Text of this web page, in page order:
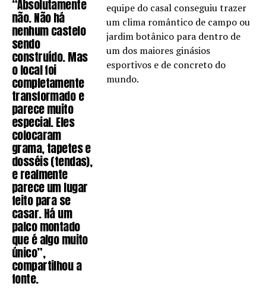
“Absolutamente
não. Não há
nenhum castelo
sendo
construído. Mas
o local foi
completamente
transformado e
parece muito
especial. Eles
colocaram
grama, tapetes e
dosséis (tendas),
e realmente
parece um lugar
feito para se
casar. Há um
palco montado
que é algo muito
único”,
compartilhou a
fonte.
equipe do casal conseguiu trazer
um clima romântico de campo ou
jardim botânico para dentro de
um dos maiores ginásios
esportivos e de concreto do
mundo.